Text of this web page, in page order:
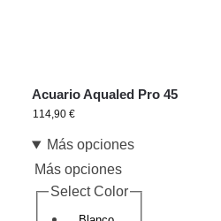
Acuario Aqualed Pro 45
114,90 €
Más opciones
Más opciones
Select Color